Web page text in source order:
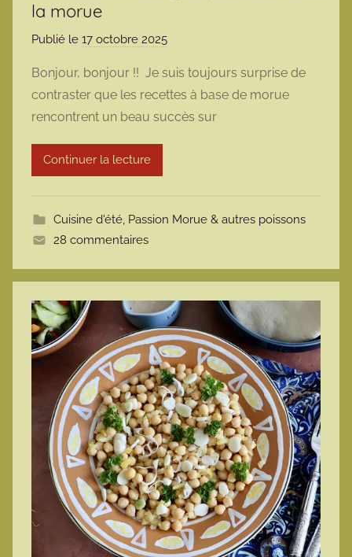
la morue
Publié le 17 octobre 2025
r
m
a
t
Bonjour, bonjour !! Je suis toujours surprise de
contraster que les recettes à base de morue
rencontrent un beau succès sur
Continuer la lecture
Cuisine d'été, Passion Morue & autres poissons
28 commentaires